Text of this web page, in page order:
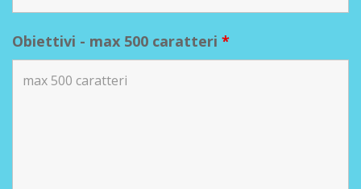
Obiettivi - max 500 caratteri *